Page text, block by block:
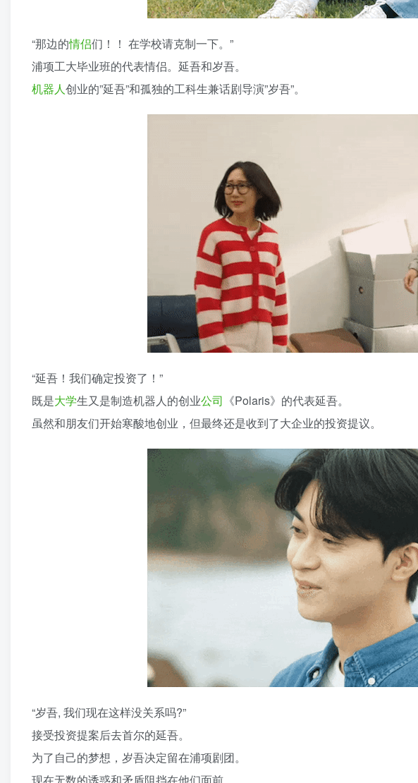
“那边的情侣们！！ 在学校请克制一下。”
浦项工大毕业班的代表情侣。延吾和岁吾。
机器人创业的”延吾”和孤独的工科生兼话剧导演”岁吾”。
“延吾！我们确定投资了！”
既是大学生又是制造机器人的创业公司 《Polaris》的代表延吾。
虽然和朋友们开始寒酸地创业，但最终还是收到了大企业的投资提议。
“岁吾, 我们现在这样没关系吗?”
接受投资提案后去首尔的延吾。
为了自己的梦想，岁吾决定留在浦项剧团。